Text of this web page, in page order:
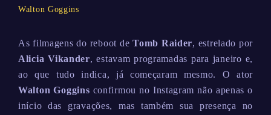
Walton Goggins
As filmagens do reboot deTomb Raider, estrelado por
Alicia Vikander, estavam programadas para janeiro e,
ao que tudo indica, já começaram mesmo. O ator
Walton Goggins confirmou no Instagram não apenas o
início das gravações, mas também sua presença no